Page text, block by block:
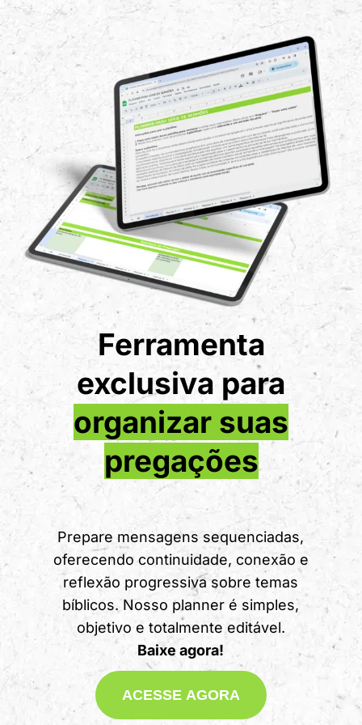
Ferramenta
exclusiva para
organizar suas
pregações
Prepare mensagens sequenciadas,
oferecendo continuidade, conexão e
reflexão progressiva sobre temas
bíblicos. Nosso planner é simples,
objetivo e totalmente editável.
Baixe agora!
ACESSE AGORA